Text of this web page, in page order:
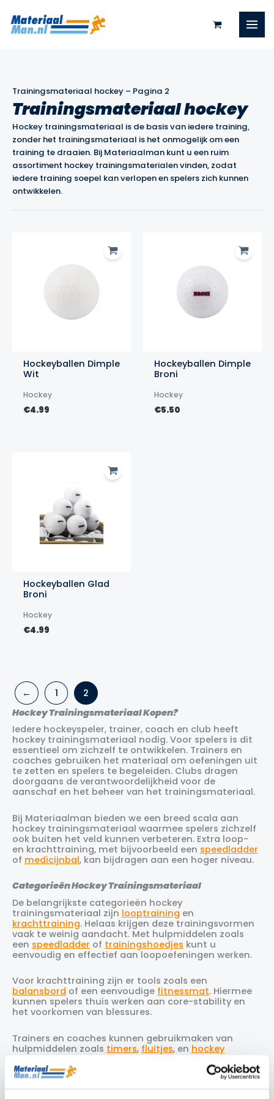
naar
de
inhoud
Trainingsmateriaal hockey – Pagina 2
Trainingsmateriaal hockey
Hockey trainingsmateriaal is de basis van iedere training,
zonder het trainingsmateriaal is het onmogelijk om een
training te draaien. Bij Materiaalman kunt u een ruim
assortiment hockey trainingsmaterialen vinden, zodat
iedere training soepel kan verlopen en spelers zich kunnen
ontwikkelen.
Hockeyballen Dimple
Wit
Hockey
€4.99
Hockeyballen Dimple
Broni
Hockey
€5.50
Hockeyballen Glad
Broni
Hockey
€4.99
← 1
2
Hockey Trainingsmateriaal Kopen?
Iedere hockeyspeler, trainer, coach en club heeft
hockey trainingsmateriaal nodig. Voor spelers is dit
essentieel om zichzelf te ontwikkelen. Trainers en
coaches gebruiken het materiaal om oefeningen uit
te zetten en spelers te begeleiden. Clubs dragen
doorgaans de verantwoordelijkheid voor de
aanschaf en het beheer van het trainingsmateriaal.
Bij Materiaalman bieden we een breed scala aan
hockey trainingsmateriaal waarmee spelers zichzelf
ook buiten het veld kunnen verbeteren. Extra loop-
en krachttraining, met bijvoorbeeld een speedladder
of medicijnbal, kan bijdragen aan een hoger niveau.
Categorieën Hockey Trainingsmateriaal
De belangrijkste categorieën hockey
trainingsmateriaal zijn looptraining en
krachttraining. Helaas krijgen deze trainingsvormen
vaak te weinig aandacht. Met hulpmiddelen zoals
een speedladder of trainingshoedjes kunt u
eenvoudig en effectief aan loopoefeningen werken.
Voor krachttraining zijn er tools zoals een
balansbord of een eenvoudige fitnessmat. Hiermee
kunnen spelers thuis werken aan core-stability en
het voorkomen van blessures.
Trainers en coaches kunnen gebruikmaken van
hulpmiddelen zoals timers, fluitjes, en hockey